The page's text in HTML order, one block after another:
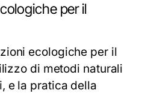
per il
ecologiche per il
di metodi naturali
e la pratica della